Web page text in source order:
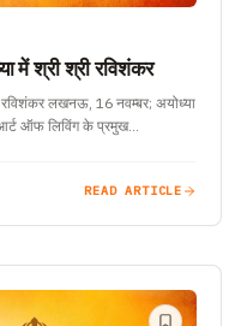
में श्री श्री रविशंकर
रविशंकर लखनऊ, 16 नवम्बर; अयोध्या
ऑफ लिविंग के प्रमुख…
READ ARTICLE